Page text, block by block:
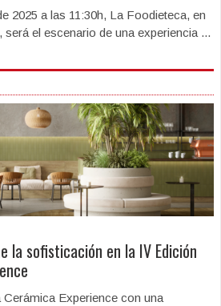
2025 a las 11:30h, La Foodieteca, en
el escenario de una experiencia ...
la sofisticación en la IV Edición
Cerámica Experience con una